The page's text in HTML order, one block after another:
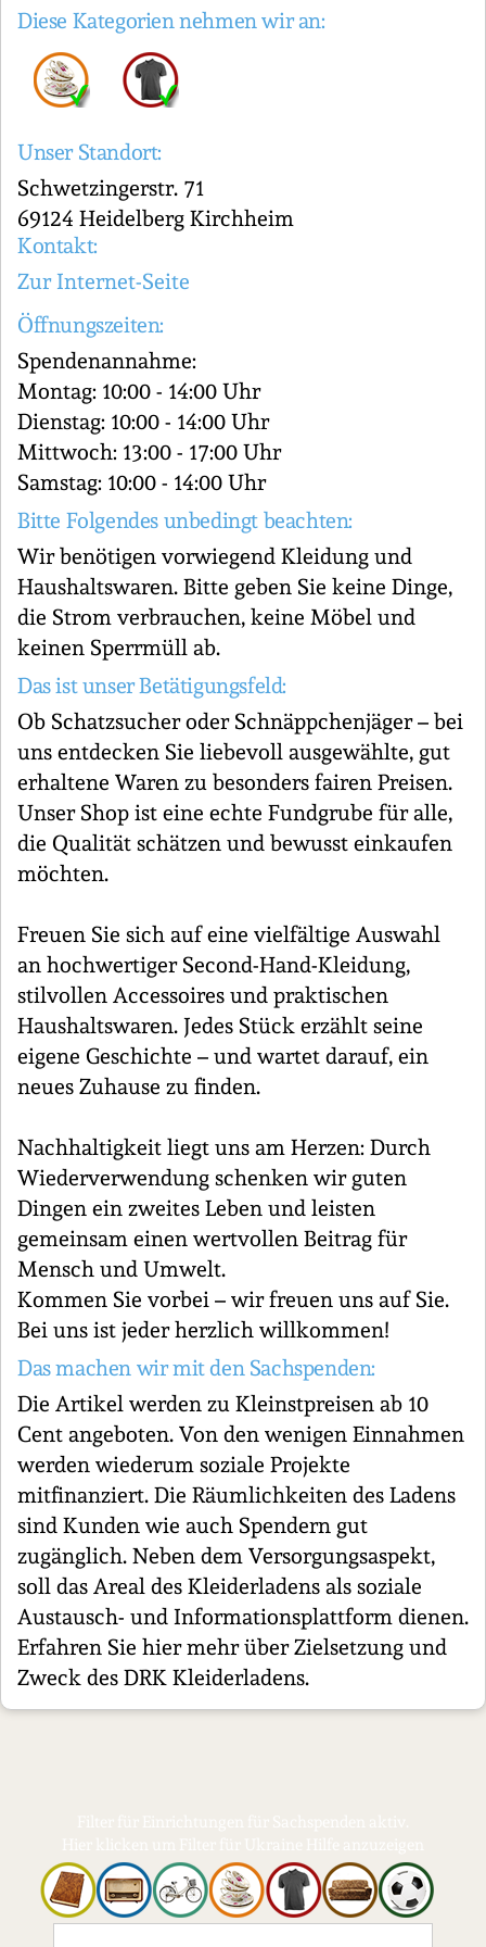
Diese Kategorien nehmen wir an:
Unser Standort:
Schwetzingerstr. 71
69124 Heidelberg Kirchheim
Kontakt:
Zur Internet-Seite
Öffnungszeiten:
Spendenannahme:
Montag: 10:00 - 14:00 Uhr
Dienstag: 10:00 - 14:00 Uhr
Mittwoch: 13:00 - 17:00 Uhr
Samstag: 10:00 - 14:00 Uhr
Bitte Folgendes unbedingt beachten:
Wir benötigen vorwiegend Kleidung und
Haushaltswaren. Bitte geben Sie keine Dinge,
die Strom verbrauchen, keine Möbel und
keinen Sperrmüll ab.
Das ist unser Betätigungsfeld:
Ob Schatzsucher oder Schnäppchenjäger – bei
uns entdecken Sie liebevoll ausgewählte, gut
erhaltene Waren zu besonders fairen Preisen.
Unser Shop ist eine echte Fundgrube für alle,
die Qualität schätzen und bewusst einkaufen
möchten.
Freuen Sie sich auf eine vielfältige Auswahl
an hochwertiger Second-Hand-Kleidung,
stilvollen Accessoires und praktischen
Haushaltswaren. Jedes Stück erzählt seine
eigene Geschichte – und wartet darauf, ein
neues Zuhause zu finden.
Nachhaltigkeit liegt uns am Herzen: Durch
Wiederverwendung schenken wir guten
Dingen ein zweites Leben und leisten
gemeinsam einen wertvollen Beitrag für
Mensch und Umwelt.
Kommen Sie vorbei – wir freuen uns auf Sie.
Bei uns ist jeder herzlich willkommen!
Das machen wir mit den Sachspenden:
Die Artikel werden zu Kleinstpreisen ab 10
Cent angeboten. Von den wenigen Einnahmen
werden wiederum soziale Projekte
mitfinanziert. Die Räumlichkeiten des Ladens
sind Kunden wie auch Spendern gut
zugänglich. Neben dem Versorgungsaspekt,
soll das Areal des Kleiderladens als soziale
Austausch- und Informationsplattform dienen.
Erfahren Sie hier mehr über Zielsetzung und
Zweck des DRK Kleiderladens.